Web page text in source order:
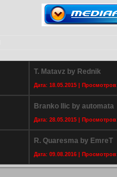
T. Matavz by Rednik
Дата: 18.05.2015 |
Branko Ilic by automata
Дата: 28.05.2015 |
R. Quaresma by EmreT
Дата: 09.08.2016 |